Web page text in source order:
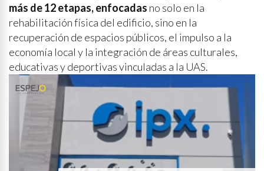
más de 12 etapas, enfocadas no solo en la
rehabilitación física del edificio, sino en la
recuperación de espacios públicos, el impulso a la
economía local y la integración de áreas culturales,
educativas y deportivas vinculadas a la UAS.